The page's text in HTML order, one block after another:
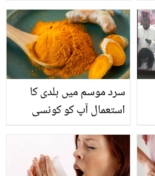
قسمت ثابت ہوگا؟
سرد موسم میں ہلدی کا
استعمال آپ کو کونسی
جانیئے ہلدی کے کرشماتی
فوائد ۔۔۔۔